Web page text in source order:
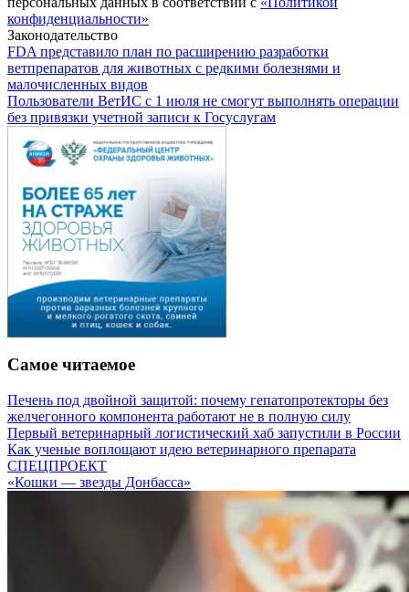
конфиденциальности»
Законодательство
FDA представило план по расширению разработки
ветпрепаратов для животных с редкими болезнями и
малочисленных видов
Пользователи ВетИС с 1 июля не смогут выполнять операции
без привязки учетной записи к Госуслугам
Самое читаемое
Печень под двойной защитой: почему гепатопротекторы без
желчегонного компонента работают не в полную силу
Первый ветеринарный логистический хаб запустили в России
Как ученые воплощают идею ветеринарного препарата
СПЕЦПРОЕКТ
«Кошки — звезды Донбасса»